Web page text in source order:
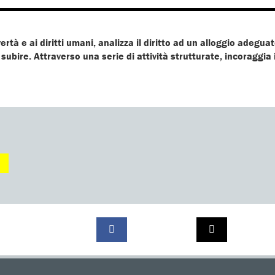
e ai diritti umani, analizza il diritto ad un alloggio
Attraverso una serie di attività strutturate,